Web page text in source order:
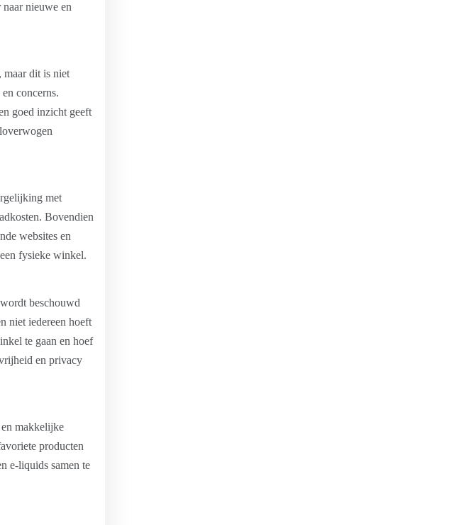
nieuwe en
maar dit is niet
concerns.
goed inzicht geeft
met
Bovendien
websites en
fysieke winkel.
beschouwd
niet iedereen hoeft
te gaan en hoef
en privacy
makkelijke
producten
e-liquids samen te